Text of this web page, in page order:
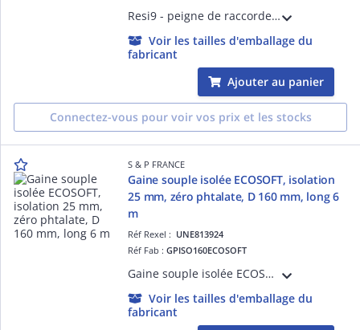
Resi9 - peigne de raccordement - 1P+N - 13 modules de 18 mm - Ie 63A 40°C - Ue 230VCA Ph/N - découpable - Livré avec cache dent de 5 mod. - CE - Pas de raccordement : tête 18mm départ : 9mm - blanc RAL 9003
Voir les tailles d'emballage du
fabricant
Ajouter au panier
Connectez-vous pour voir vos prix et les stocks
S & P FRANCE
Gaine souple isolée ECOSOFT, isolation
25 mm, zéro phtalate, D 160 mm, long 6
m
Réf Rexel : UNE813924
Réf Fab :GPISO160ECOSOFT
Gaine souple isolée ECOSOFT, isolation laine de verre 25 mm, sans irritation, zéro phtalate, diamètre 160 mm, longueur 6 m
Voir les tailles d'emballage du
fabricant